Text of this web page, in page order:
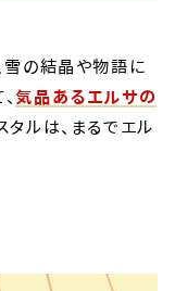
雪の結晶や物語に
気品あるエルサの
タルは、まるでエル